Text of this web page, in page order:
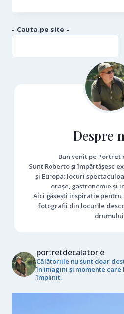
- Cauta pe site -
Despre
Bun venit pe Portret
Sunt Roberto și împărtășesc
și Europa: locuri
orașe, gastronomie și
Aici găsești inspirație
fotografii din locurile
portretdecalatorie
Călătoriile nu sunt doar
în imagini și momente
împlinit.